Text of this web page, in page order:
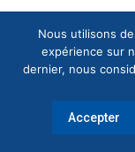
Nous utilisons
expérience sur
dernier, nous
Accepter